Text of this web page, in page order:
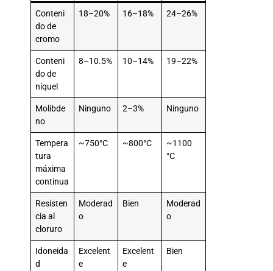
Conteni
do de
cromo
18–20% 16–18% 24–26%
Conteni
do de
níquel
8–10.5% 10–14% 19–22%
Molibde
no
Ninguno 2–3% Ninguno
Tempera
tura
máxima
continua
~750°C ~800°C
~1100
°C
Resisten
cia al
cloruro
Moderad
o
Bien
Moderad
o
Idoneida
d
Excelent
e
Excelent
e
Bien